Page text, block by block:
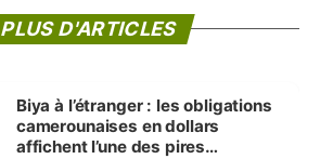
PLUS D'ARTICLES
Biya à l’étranger : les obligations
camerounaises en dollars
affichent l’une des pires